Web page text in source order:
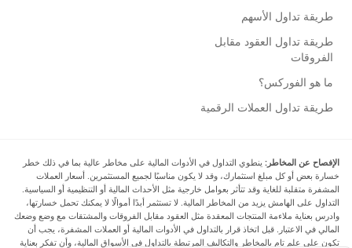
طريقة تداول الأسهم
طريقة تداول العقود مقابل
الفروقات
ما هو الفوركس؟
طريقة تداول العملات الرقمية
الإفصاح عن المخاطر: ينطوي التداول في الأدوات المالية على مخاطر عالية بما في ذلك خطر
خسارة بعض أو كل مبلغ استثمارك، وقد لا يكون مناسبًا لجميع المستثمرين. أسعار العملات
المشفرة متقلبة للغاية وقد تتأثر بعوامل خارجية مثل الأحداث المالية أو التنظيمية أو السياسية.
التداول على الهامش يزيد من المخاطر المالية. لا تستثمر أبدًا أموالًا لا يمكنك تحمل خسارتها،
وادرس بعناية ملاءمة المنتجات المعقدة مثل العقود مقابل الفروقات والمشتقات مع وضع وضعك
المالي في الاعتبار. قبل اتخاذ قرار بالتداول في الأدوات المالية أو العملات المشفرة، يجب أن
تكون على علم تام بالمخاطر والتكاليف المرتبطة بالتداول في الأسواق المالية، وأن تفكر بعناية